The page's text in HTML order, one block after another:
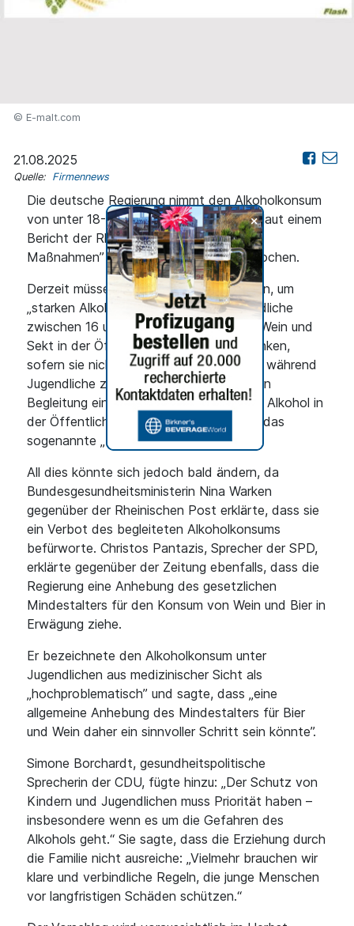
+
© E-malt.com
21.08.2025
Quelle: Firmennews
Die deutsche Regierung nimmt den Alkoholkonsum
von unter 18-Jährigen ins Visier und hat laut einem
Bericht der Rheinischen Post „konkrete
Maßnahmen” zu dessen Senkung versprochen.
Derzeit müssen Sie zwar 18 Jahre alt sein, um
„starken Alkohol” zu kaufen, aber Jugendliche
zwischen 16 und 18 Jahren dürfen Bier, Wein und
Sekt in der Öffentlichkeit kaufen und trinken,
sofern sie nicht sichtbar betrunken sind, während
Jugendliche zwischen 14 und 16 Jahren in
Begleitung eines Erziehungsberechtigten Alkohol in
der Öffentlichkeit konsumieren dürfen – das
sogenannte „begleitete Trinken”.
All dies könnte sich jedoch bald ändern, da
Bundesgesundheitsministerin Nina Warken
gegenüber der Rheinischen Post erklärte, dass sie
ein Verbot des begleiteten Alkoholkonsums
befürworte. Christos Pantazis, Sprecher der SPD,
erklärte gegenüber der Zeitung ebenfalls, dass die
Regierung eine Anhebung des gesetzlichen
Mindestalters für den Konsum von Wein und Bier in
Erwägung ziehe.
Er bezeichnete den Alkoholkonsum unter
Jugendlichen aus medizinischer Sicht als
„hochproblematisch” und sagte, dass „eine
allgemeine Anhebung des Mindestalters für Bier
und Wein daher ein sinnvoller Schritt sein könnte”.
Simone Borchardt, gesundheitspolitische
Sprecherin der CDU, fügte hinzu: „Der Schutz von
Kindern und Jugendlichen muss Priorität haben –
insbesondere wenn es um die Gefahren des
Alkohols geht.“ Sie sagte, dass die Erziehung durch
die Familie nicht ausreiche: „Vielmehr brauchen wir
klare und verbindliche Regeln, die junge Menschen
vor langfristigen Schäden schützen.“